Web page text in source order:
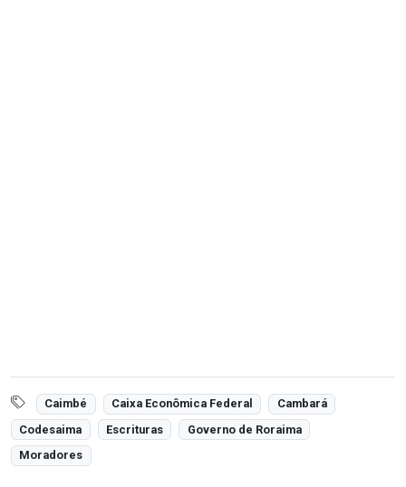
Caimbé Caixa Econômica Federal
Cambará
Codesaima
Escrituras
Governo de Roraima
Moradores